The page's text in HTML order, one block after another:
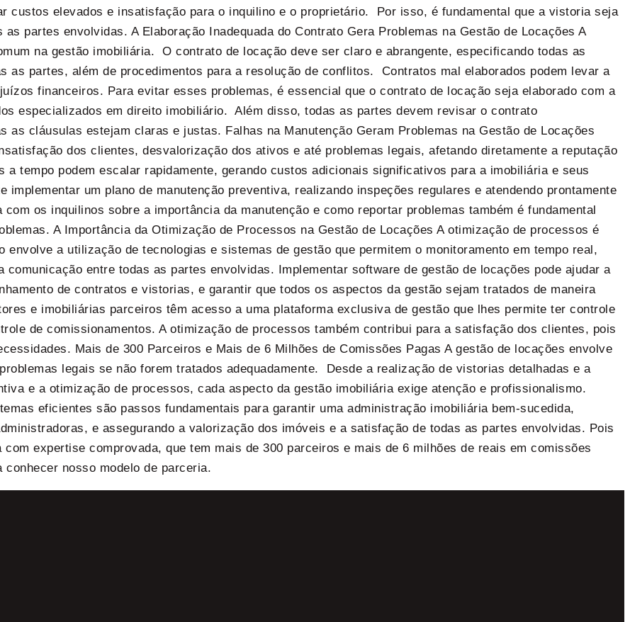
custos elevados e insatisfação para o inquilino e o proprietário. Por isso, é fundamental que a vistoria seja
partes envolvidas. A Elaboração Inadequada do Contrato Gera Problemas na Gestão de Locações A
na gestão imobiliária. O contrato de locação deve ser claro e abrangente, especificando todas as
as partes, além de procedimentos para a resolução de conflitos. Contratos mal elaborados podem levar a
financeiros. Para evitar esses problemas, é essencial que o contrato de locação seja elaborado com a
especializados em direito imobiliário. Além disso, todas as partes devem revisar o contrato
as cláusulas estejam claras e justas. Falhas na Manutenção Geram Problemas na Gestão de Locações
dos clientes, desvalorização dos ativos e até problemas legais, afetando diretamente a reputação
tempo podem escalar rapidamente, gerando custos adicionais significativos para a imobiliária e seus
um plano de manutenção preventiva, realizando inspeções regulares e atendendo prontamente
os inquilinos sobre a importância da manutenção e como reportar problemas também é fundamental
A Importância da Otimização de Processos na Gestão de Locações A otimização de processos é
a utilização de tecnologias e sistemas de gestão que permitem o monitoramento em tempo real,
entre todas as partes envolvidas. Implementar software de gestão de locações pode ajudar a
de contratos e vistorias, e garantir que todos os aspectos da gestão sejam tratados de maneira
e imobiliárias parceiros têm acesso a uma plataforma exclusiva de gestão que lhes permite ter controle
de comissionamentos. A otimização de processos também contribui para a satisfação dos clientes, pois
Mais de 300 Parceiros e Mais de 6 Milhões de Comissões Pagas A gestão de locações envolve
legais se não forem tratados adequadamente. Desde a realização de vistorias detalhadas e a
e a otimização de processos, cada aspecto da gestão imobiliária exige atenção e profissionalismo.
eficientes são passos fundamentais para garantir uma administração imobiliária bem-sucedida,
e assegurando a valorização dos imóveis e a satisfação de todas as partes envolvidas. Pois
expertise comprovada, que tem mais de 300 parceiros e mais de 6 milhões de reais em comissões
nosso modelo de parceria.